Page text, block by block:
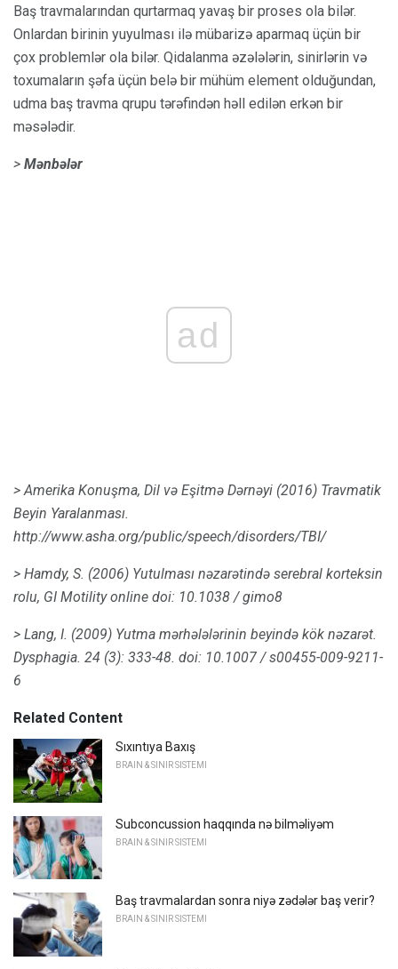
Baş travmalarından qurtarmaq yavaş bir proses ola bilər.
Onlardan birinin yuyulması ilə mübarizə aparmaq üçün bir
çox problemlər ola bilər. Qidalanma əzələlərin, sinirlərin və
toxumaların şəfa üçün belə bir mühüm element olduğundan,
udma baş travma qrupu tərəfindən həll edilən erkən bir
məsələdir.
> Mənbələr
ad
> Amerika Konuşma, Dil və Eşitmə Dərnəyi (2016) Travmatik
Beyin Yaralanması.
http://www.asha.org/public/speech/disorders/TBI/
> Hamdy, S. (2006) Yutulması nəzarətində serebral korteksin
rolu, GI Motilityonline doi: 10.1038 / gimo8
> Lang, I. (2009) Yutma mərhələlərinin beyində kök nəzarət.
Dysphagia. 24 (3): 333-48. doi: 10.1007 / s00455-009-9211-
6
Related Content
Sıxıntıya Baxış
BRAIN & SINIR SISTEMI
Subconcussion haqqında nə bilməliyəm
BRAIN & SINIR SISTEMI
Baş travmalardan sonra niyə zədələr baş verir?
BRAIN & SINIR SISTEMI